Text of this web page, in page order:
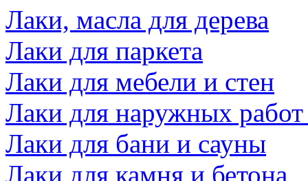
Лаки, масла для дерева
Лаки для паркета
Лаки для мебели и стен
Лаки для наружных
Лаки для бани и сауны
Лаки для камня и бетона